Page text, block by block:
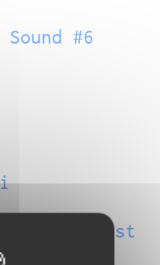
#6
Radicale est